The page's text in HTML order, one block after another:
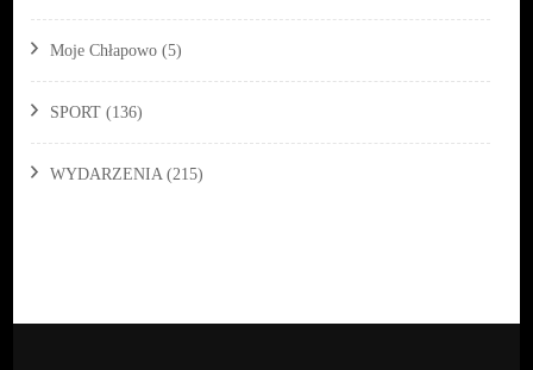
Moje Chłapowo (5)
SPORT (136)
WYDARZENIA (215)